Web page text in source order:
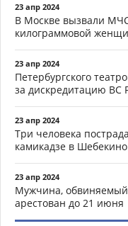
23 апр 2024
В Москве вызвали
килограммовой
23 апр 2024
Петербургского
за дискредитацию ВС
23 апр 2024
Три человека
камикадзе в Шебекино
23 апр 2024
Мужчина, обвиняемый
арестован до 21 июня